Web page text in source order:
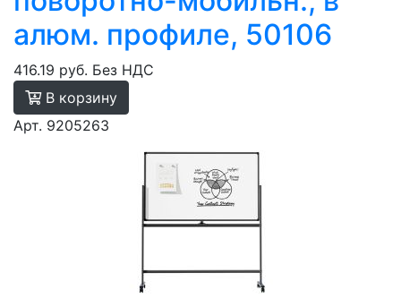
алюм. профиле, 50106
416.19 руб. Без НДС
В корзину
Арт. 9205263